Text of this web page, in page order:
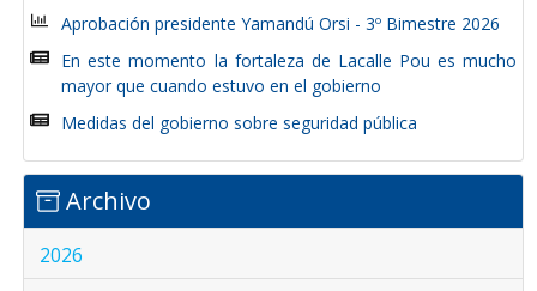
Aprobación presidente Yamandú Orsi - 3º Bimestre 2026
En este momento la fortaleza de Lacalle Pou es mucho
mayor que cuando estuvo en el gobierno
Medidas del gobierno sobre seguridad pública
Archivo
2026